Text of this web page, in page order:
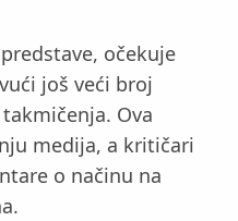
očekuje
još veći broj
Ova
medija, a kritičari
o načinu na